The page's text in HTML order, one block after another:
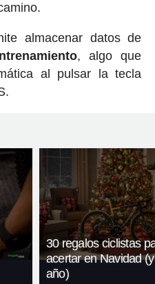
almacenar datos de
, algo que
al pulsar la tecla
30 regalos ciclistas
acertar en Navidad
año)